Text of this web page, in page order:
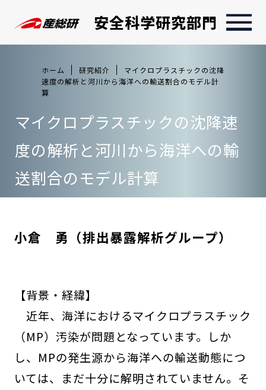
安全科学研究部門
ホーム 研究紹介
マイクロプラスチックの沈降
速度の解析と河川から海洋への輸送割合のモデル計
算
マイクロプラスチックの沈降速
度の解析と河川から海洋への輸
送割合のモデル計算
小倉 勇（排出暴露解析グループ）
【背景・経緯】
近年、海洋におけるマイクロプラスチック
（MP）汚染が問題となっています。しか
し、MPの発生源から海洋への輸送動態につ
いては、まだ十分に解明されていません。そ